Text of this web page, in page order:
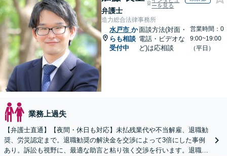
弁護士
ーを見る
造力総合法律事務所
水戸市 か
らも相談
受付中
面談方法(対面・
電話・ビデオな
ど)は応相談
営業時間：0
9:00~19:00
（平日）
業務上過失
【弁護士直通】【夜間・休日も対応】未払残業代や不当解雇、退職勧
奨、労災認定まで。退職勧奨の解決金を交渉によって3倍にした事例
あり。訴訟も視野に、最適な助言と粘り強く交渉を行います。退職前